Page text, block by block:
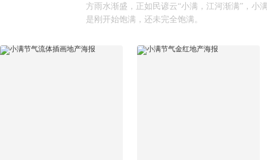
方雨水渐盛，正如民谚云“小满，江河渐满”，
是刚开始饱满，还未完全饱满。